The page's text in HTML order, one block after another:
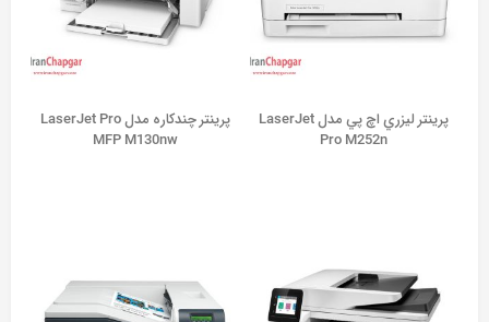
پرينتر ليزري اچ پي مدل LaserJet
Pro M252n
پرینتر چندکاره مدل LaserJet Pro
MFP M130nw